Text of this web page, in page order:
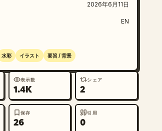
2026年6月11日
EN
水彩 イラスト 要旨 / 背景
表示数
1.4K
シェア
2
保存
26
引用
0